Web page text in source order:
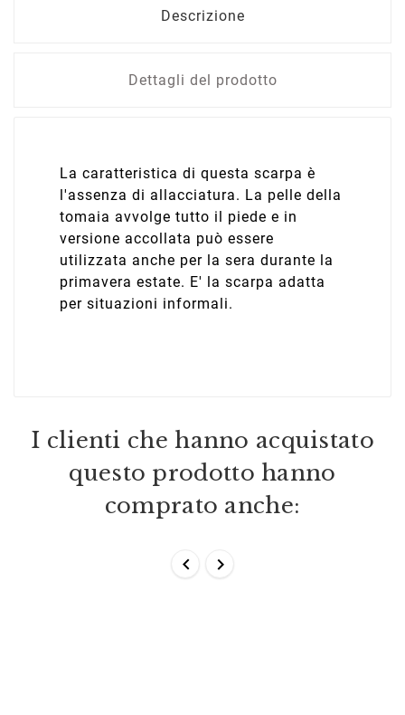
Descrizione
Dettagli del prodotto
La caratteristica di questa scarpa è
l'assenza di allacciatura. La pelle della
tomaia avvolge tutto il piede e in
versione accollata può essere
utilizzata anche per la sera durante la
primavera estate. E' la scarpa adatta
per situazioni informali.
I clienti che hanno acquistato
questo prodotto hanno
comprato anche:
 